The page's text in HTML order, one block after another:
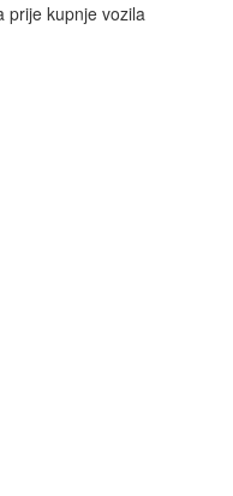
prije kupnje vozila